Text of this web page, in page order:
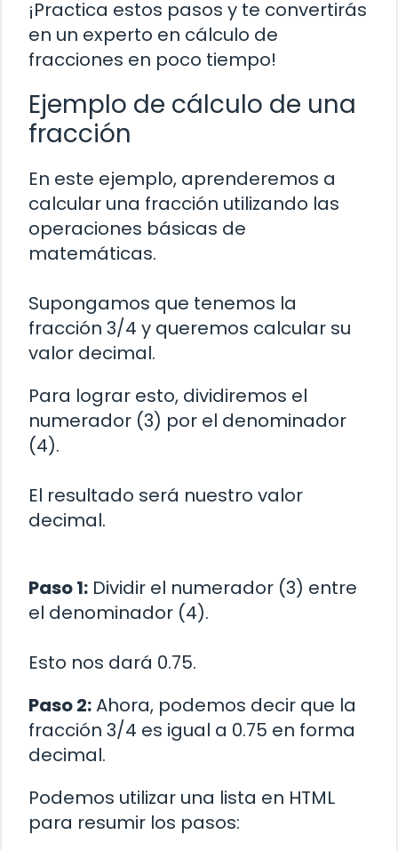
¡Practica estos pasos y te convertirás
en un experto en cálculo de
fracciones en poco tiempo!
Ejemplo de cálculo de una
fracción
En este ejemplo, aprenderemos a
calcular una fracción utilizando las
operaciones básicas de
matemáticas.
Supongamos que tenemos la
fracción 3/4 y queremos calcular su
valor decimal.
Para lograr esto, dividiremos el
numerador (3) por el denominador
(4).
El resultado será nuestro valor
decimal.
Paso 1: Dividir el numerador (3) entre
el denominador (4).
Esto nos dará 0.75.
Paso 2:Ahora, podemos decir que la
fracción 3/4 es igual a 0.75 en forma
decimal.
Podemos utilizar una lista en HTML
para resumir los pasos: